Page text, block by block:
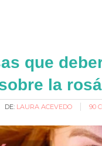
que
la
DE: LAURA ACEVEDO 90